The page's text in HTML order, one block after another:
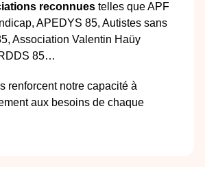
reconnues telles que APF
APEDYS 85, Autistes sans
Association Valentin Haüy
85…
renforcent notre capacité à
aux besoins de chaque